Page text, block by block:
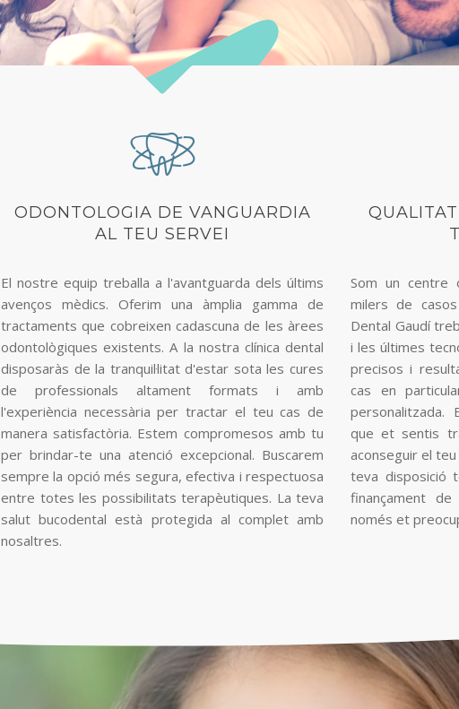
ODONTOLOGIA DE VANGUARDIA
AL TEU SERVEI
El nostre equip treballa a l'avantguarda dels últims
avenços mèdics. Oferim una àmplia gamma de
tractaments que cobreixen cadascuna de les àrees
odontològiques existents. A la nostra clínica dental
disposaràs de la tranquil·litat d'estar sota les cures
de professionals altament formats i amb
l'experiència necessària per tractar el teu cas de
manera satisfactòria. Estem compromesos amb tu
per brindar-te una atenció excepcional. Buscarem
sempre la opció més segura, efectiva i respectuosa
entre totes les possibilitats terapèutiques. La teva
salut bucodental està protegida al complet amb
nosaltres.
Som un centre
milers de
Dental Gaudí
i les últimes
precisos i
cas en
personalitzada.
que et sentis
aconseguir el
teva disposició
finançament
només et